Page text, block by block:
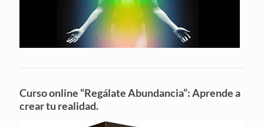
Curso online “Regálate Abundancia”: Aprende a
crear tu realidad.